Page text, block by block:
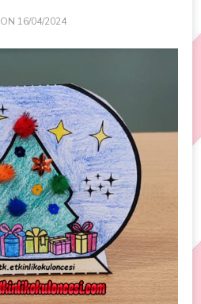
16/04/2024